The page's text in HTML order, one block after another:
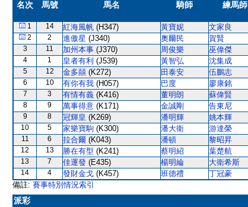
名次 馬號 馬名 騎師 練馬師
1 14 紅海風帆 (H347) 黃寶妮 文家良
2
2 進傲星 (J340) 奧爾民 賀賢
3
11 加州本事 (J370) 周俊樂 巫偉傑
4
1 皇者有利 (J539) 黃智弘 沈集成
5
12 金多囍 (K272) 田泰安 伍鵬志
6
10 有你有我 (H057) 巴度 廖康銘
7
3 有情有義 (K416) 董明朗 蘇偉賢
8
9 萬事得意 (K171) 金誠剛 告東尼
9
8 冠輝皇 (K269) 潘明輝 姚本輝
10
5 家樂寶駒 (K300) 潘大衛 游達榮
11
6 拉合爾 (K043) 潘頓 黎昭昇
12
13 勝在有型 (K241) 蔡明紹 葉楚航
13
7 佳運發 (E435) 楊明綸 大衛希斯
14
4 發財金戈 (K457) 班德禮 丁冠豪
備註: 賽事特別情況索引
派彩